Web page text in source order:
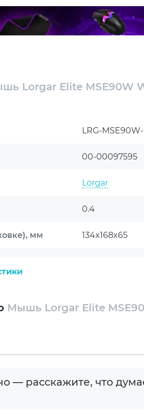
Lorgar Elite MSE90W
LRG-
00-00097595
Lorgar
0.4
мм 134x168x65
Мышь Lorgar Elite
— расскажите, что